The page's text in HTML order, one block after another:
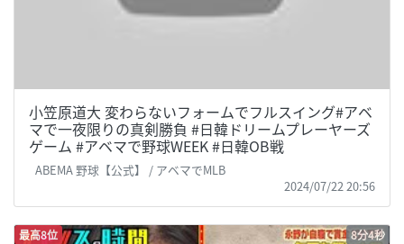
小笠原道大 変わらないフォームでフルスイング#アベ
マで一夜限りの真剣勝負 #日韓ドリームプレーヤーズ
ゲーム #アベマで野球WEEK #日韓OB戦
ABEMA 野球【公式】 / アベマでMLB
2024/07/22 20:56
最高8位 8分4秒